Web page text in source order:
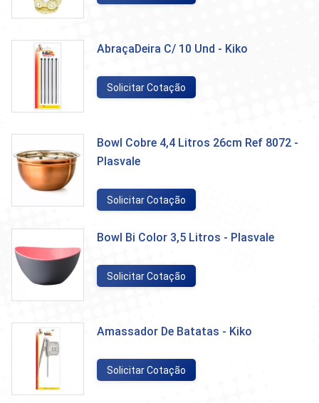
AbraçaDeira C/ 10 Und - Kiko
Solicitar Cotação
Bowl Cobre 4,4 Litros 26cm Ref 8072 -
Plasvale
Solicitar Cotação
Bowl Bi Color 3,5 Litros - Plasvale
Solicitar Cotação
Amassador De Batatas - Kiko
Solicitar Cotação